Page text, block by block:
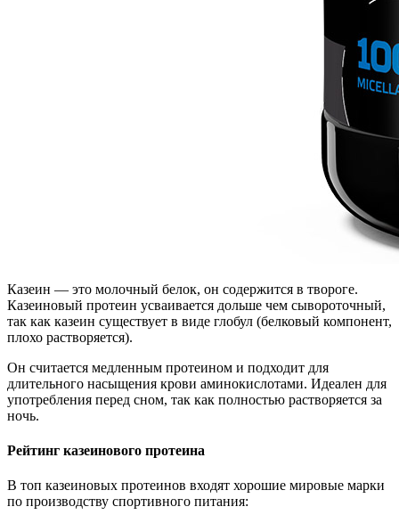
Казеин — это молочный белок, он содержится в твороге.
Казеиновый протеин усваивается дольше чем сывороточный,
так как казеин существует в виде глобул (белковый компонент,
плохо растворяется).
Он считается медленным протеином и подходит для
длительного насыщения крови аминокислотами. Идеален для
употребления перед сном, так как полностью растворяется за
ночь.
Рейтинг казеинового протеина
В топ казеиновых протеинов входят хорошие мировые марки
по производству спортивного питания: